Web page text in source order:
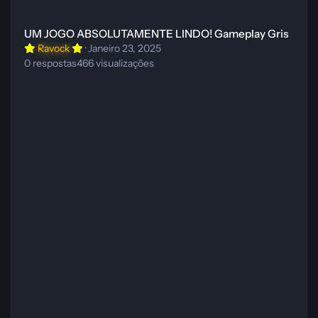
UM JOGO ABSOLUTAMENTE LINDO! Gameplay Gris
Ravock ·Janeiro 23, 2025
0 respostas466visualizações